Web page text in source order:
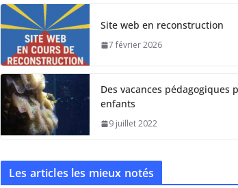
Site web en reconstruction
7 février 2026
Des vacances pédagogiques
enfants
9 juillet 2022
Les articles les mieux notés